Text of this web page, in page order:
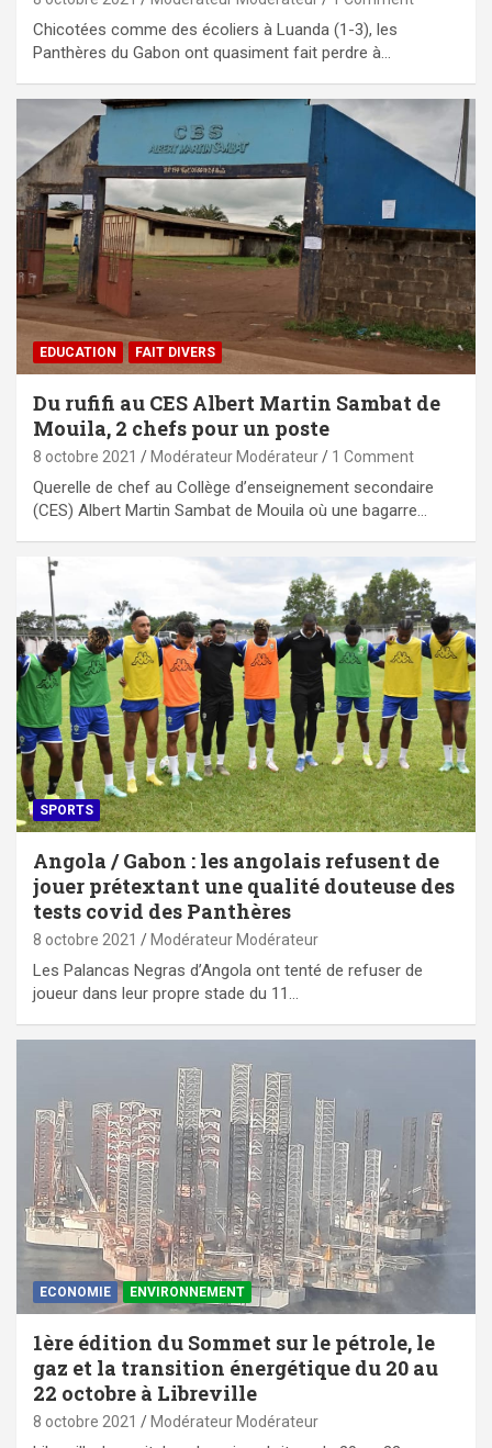
Chicotées comme des écoliers à Luanda (1-3), les
Panthères du Gabon ont quasiment fait perdre à…
EDUCATION FAIT DIVERS
Du rufifi au CES Albert Martin Sambat de
Mouila, 2 chefs pour un poste
8 octobre 2021 Modérateur Modérateur 1 Comment
Querelle de chef au Collège d’enseignement secondaire
(CES) Albert Martin Sambat de Mouila où une bagarre…
SPORTS
Angola / Gabon : les angolais refusent de
jouer prétextant une qualité douteuse des
tests covid des Panthères
8 octobre 2021 Modérateur Modérateur
Les Palancas Negras d’Angola ont tenté de refuser de
joueur dans leur propre stade du 11…
ECONOMIE ENVIRONNEMENT
1ère édition du Sommet sur le pétrole, le
gaz et la transition énergétique du 20 au
22 octobre à Libreville
8 octobre 2021 Modérateur Modérateur